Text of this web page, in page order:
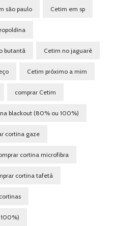
são paulo Cetim em sp
butantã Cetim no jaguaré
Cetim próximo a mim
comprar Cetim
blackout (80% ou 100%)
cortina gaze
cortina microfibra
cortina tafetá